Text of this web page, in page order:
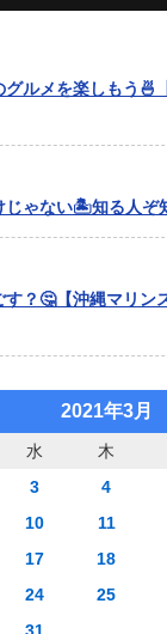
ルメを楽しもう🍜
じゃない🏝️知る人ぞ
す？🤔【沖縄マリ
2021年3月
水 木
3 4
10 11
17 18
24 25
31